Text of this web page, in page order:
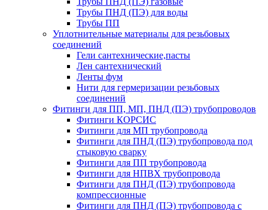
Трубы ПНД (ПЭ) для воды
Трубы ПП
Уплотнительные материалы для резьбовых
соединений
Гели сантехнические,пасты
Лен сантехнический
Ленты фум
Нити для гермеризации резьбовых
соединений
Фитинги для ПП, МП, ПНД (ПЭ) трубопроводов
Фитинги КОРСИС
Фитинги для МП трубопровода
Фитинги для ПНД (ПЭ) трубопровода под
стыковую сварку
Фитинги для ПП трубопровода
Фитинги для НПВХ трубопровода
Фитинги для ПНД (ПЭ) трубопровода
компрессионные
Фитинги для ПНД (ПЭ) трубопровода с